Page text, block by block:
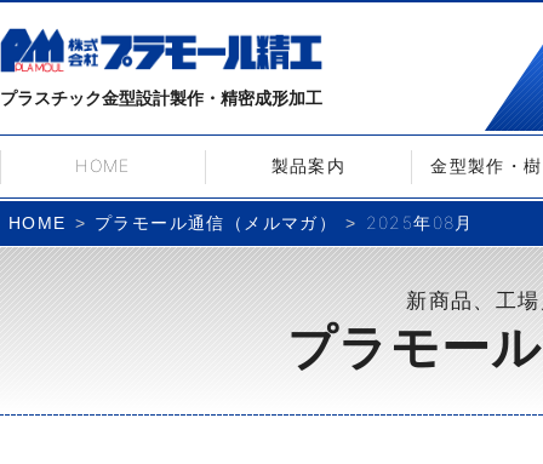
プラスチック金型設計製作・精密成形加工
HOME 製品案内 金型製作・
HOME プラモール通信（メルマガ） 2025年08月
新商品、工
プラモー